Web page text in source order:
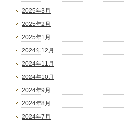
2025年3月
2025年2月
2025年1月
2024年12月
2024年11月
2024年10月
2024年9月
2024年8月
2024年7月